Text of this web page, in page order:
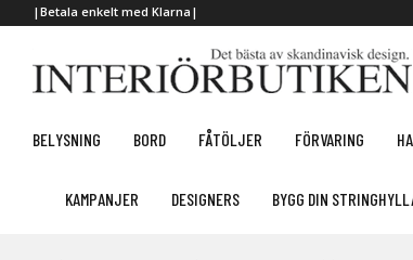
|Betala enkelt med Klarna|
BELYSNING BORD FÅTÖLJER FÖRVARING
KAMPANJER DESIGNERS BYGG DIN